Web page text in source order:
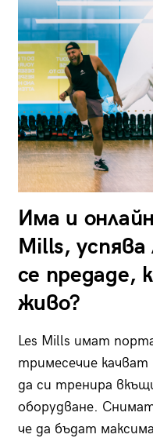
Има и
Mills,
се предаде,
живо?
Les Mills имат
тримесечие
да си тренира
оборудване.
че да бъдат